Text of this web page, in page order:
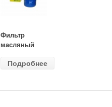
Фильтр
масляный
(MANN) W
Подробнее